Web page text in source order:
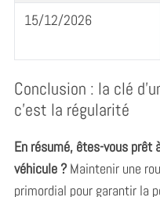
15/12/2026
Conclusion : la clé
c’est la régularité
En résumé, êtes-vous prêt
véhicule ?Maintenir une
primordial pour garantir la